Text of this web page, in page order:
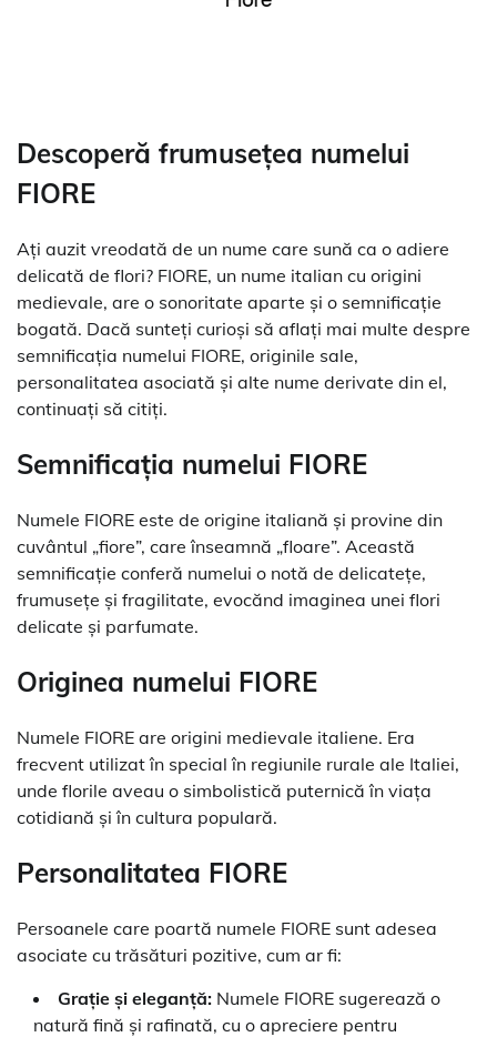
Descoperă frumusețea numelui
FIORE
Ați auzit vreodată de un nume care sună ca o adiere
delicată de flori? FIORE, un nume italian cu origini
medievale, are o sonoritate aparte și o semnificație
bogată. Dacă sunteți curioși să aflați mai multe despre
semnificația numelui FIORE, originile sale,
personalitatea asociată și alte nume derivate din el,
continuați să citiți.
Semnificația numelui FIORE
Numele FIORE este de origine italiană și provine din
cuvântul „fiore”, care înseamnă „floare”. Această
semnificație conferă numelui o notă de delicatețe,
frumusețe și fragilitate, evocănd imaginea unei flori
delicate și parfumate.
Originea numelui FIORE
Numele FIORE are origini medievale italiene. Era
frecvent utilizat în special în regiunile rurale ale Italiei,
unde florile aveau o simbolistică puternică în viața
cotidiană și în cultura populară.
Personalitatea FIORE
Persoanele care poartă numele FIORE sunt adesea
asociate cu trăsături pozitive, cum ar fi:
Grație și eleganță: Numele FIORE sugerează o
natură fină și rafinată, cu o apreciere pentru